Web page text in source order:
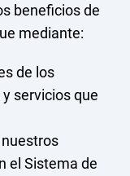
beneficios de
mediante:
de los
servicios que
el Sistema de